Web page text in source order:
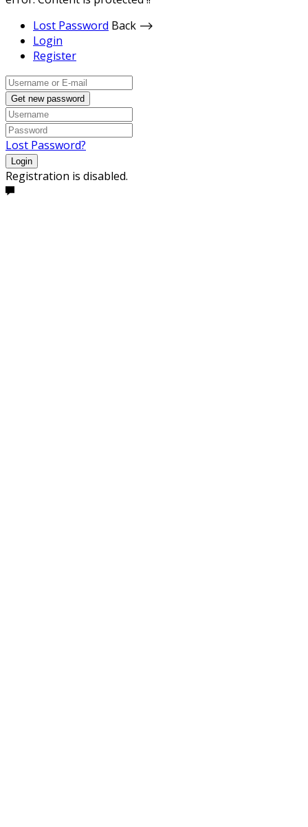
Lost Password Back ⟶
Login
Register
Get new password
Lost Password?
Login
Registration is disabled.